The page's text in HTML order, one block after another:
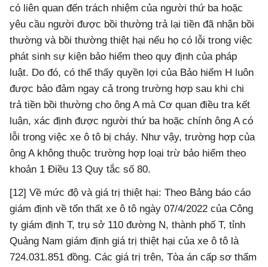
có liên quan đến trách nhiệm của người thứ ba hoặc
yêu cầu người được bồi thường trả lại tiền đã nhận bồi
thường và bồi thường thiệt hại nếu họ có lỗi trong việc
phát sinh sự kiện bảo hiểm theo quy định của pháp
luật. Do đó, có thể thấy quyền lợi của Bảo hiểm H luôn
được bảo đảm ngay cả trong trường hợp sau khi chi
trả tiền bồi thường cho ông A mà Cơ quan điều tra kết
luận, xác định được người thứ ba hoặc chính ông A có
lỗi trong việc xe ô tô bị cháy. Như vậy, trường hợp của
ông A không thuộc trường hợp loại trừ bảo hiểm theo
khoản 1 Điều 13 Quy tắc số 80.
[12] Về mức độ và giá trị thiệt hại: Theo Bảng báo cáo
giám định về tổn thất xe ô tô ngày 07/4/2022 của Công
ty giám định T, trụ sở 110 đường N, thành phố T, tỉnh
Quảng Nam giám định giá trị thiệt hại của xe ô tô là
724.031.851 đồng. Các giá trị trên, Tòa án cấp sơ thẩm